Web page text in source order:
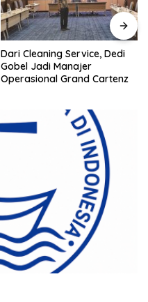
Dari Cleaning Service, Dedi
Gobel Jadi Manajer
Operasional Grand Cartenz